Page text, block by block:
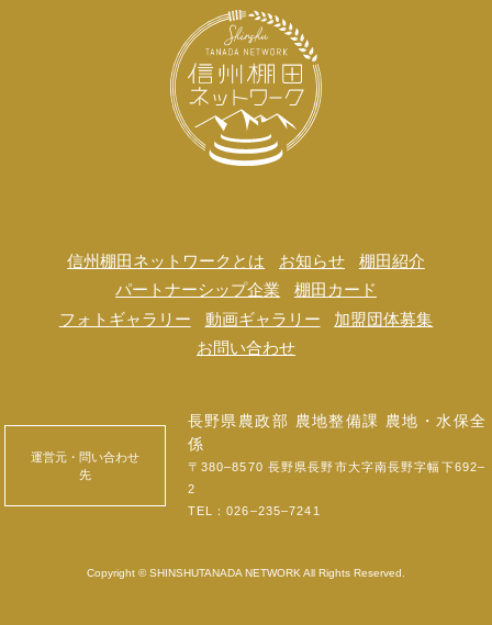
信州棚田ネットワークとは お知らせ
棚田紹介
パートナーシップ企業
棚田カード
フォトギャラリー
動画ギャラリー
加盟団体募集
お問い合わせ
運営元・問い合わせ
先
長野県農政部 農地整備課 農地・水保全
係
〒380‒8570 長野県長野市大字南長野字幅下692‒
2
TEL：026‒235‒7241
Copyright © SHINSHUTANADA NETWORK All Rights Reserved.